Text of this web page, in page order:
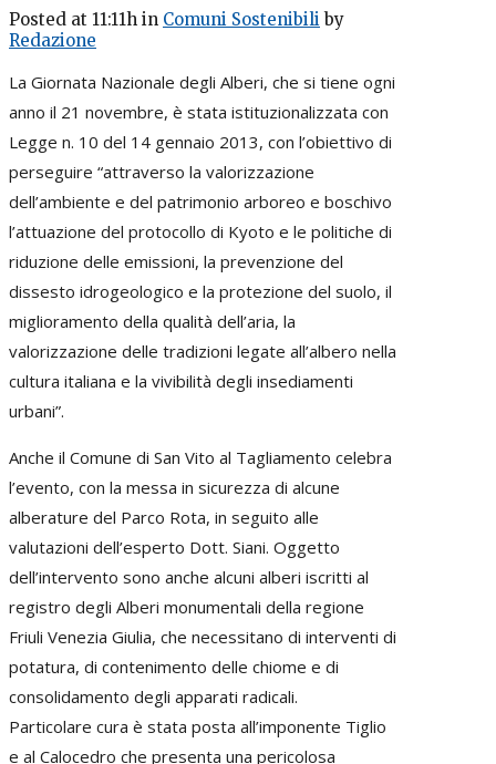
Posted at 11:11h in Comuni Sostenibili by
Redazione
La Giornata Nazionale degli Alberi, che si tiene ogni
anno il 21 novembre, è stata istituzionalizzata con
Legge n. 10 del 14 gennaio 2013, con l’obiettivo di
perseguire “attraverso la valorizzazione
dell’ambiente e del patrimonio arboreo e boschivo
l’attuazione del protocollo di Kyoto e le politiche di
riduzione delle emissioni, la prevenzione del
dissesto idrogeologico e la protezione del suolo, il
miglioramento della qualità dell’aria, la
valorizzazione delle tradizioni legate all’albero nella
cultura italiana e la vivibilità degli insediamenti
urbani”.
Anche il Comune di San Vito al Tagliamento celebra
l’evento, con la messa in sicurezza di alcune
alberature del Parco Rota, in seguito alle
valutazioni dell’esperto Dott. Siani. Oggetto
dell’intervento sono anche alcuni alberi iscritti al
registro degli Alberi monumentali della regione
Friuli Venezia Giulia, che necessitano di interventi di
potatura, di contenimento delle chiome e di
consolidamento degli apparati radicali.
Particolare cura è stata posta all’imponente Tiglio
e al Calocedro che presenta una pericolosa